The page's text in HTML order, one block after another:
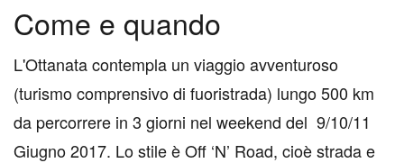
Come e quando
L'Ottanata contempla un viaggio avventuroso
(turismo comprensivo di fuoristrada) lungo 500 km
da percorrere in 3 giorni nel weekend del 9/10/11
Giugno 2017. Lo stile è Off ‘N’ Road, cioè strada e